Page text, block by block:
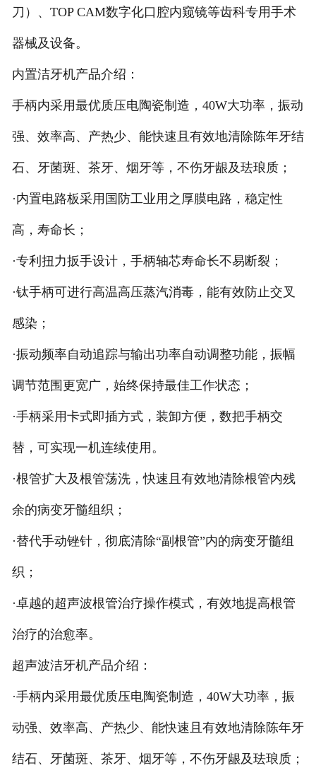
刀）、TOP CAM数字化口腔内窥镜等齿科专用手术
器械及设备。
内置洁牙机产品介绍：
手柄内采用最优质压电陶瓷制造，40W大功率，振动
强、效率高、产热少、能快速且有效地清除陈年牙结
石、牙菌斑、茶牙、烟牙等，不伤牙龈及珐琅质；
·内置电路板采用国防工业用之厚膜电路，稳定性
高，寿命长；
·专利扭力扳手设计，手柄轴芯寿命长不易断裂；
·钛手柄可进行高温高压蒸汽消毒，能有效防止交叉
感染；
·振动频率自动追踪与输出功率自动调整功能，振幅
调节范围更宽广，始终保持最佳工作状态；
·手柄采用卡式即插方式，装卸方便，数把手柄交
替，可实现一机连续使用。
·根管扩大及根管荡洗，快速且有效地清除根管内残
余的病变牙髓组织；
·替代手动锉针，彻底清除“副根管”内的病变牙髓组
织；
·卓越的超声波根管治疗操作模式，有效地提高根管
治疗的治愈率。
超声波洁牙机产品介绍：
·手柄内采用最优质压电陶瓷制造，40W大功率，振
动强、效率高、产热少、能快速且有效地清除陈年牙
结石、牙菌斑、茶牙、烟牙等，不伤牙龈及珐琅质；